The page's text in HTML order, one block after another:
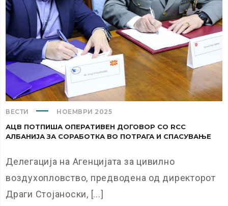
ВЕСТИ НОЕМВРИ 2025
АЦВ ПОТПИША ОПЕРАТИВЕН ДОГОВОР СО RCC
АЛБАНИЈА ЗА СОРАБОТКА ВО ПОТРАГА И СПАСУВАЊЕ
Делегација на Агенцијата за цивилно
воздухопловство, предводена од директорот
Драги Стојаноски, [...]